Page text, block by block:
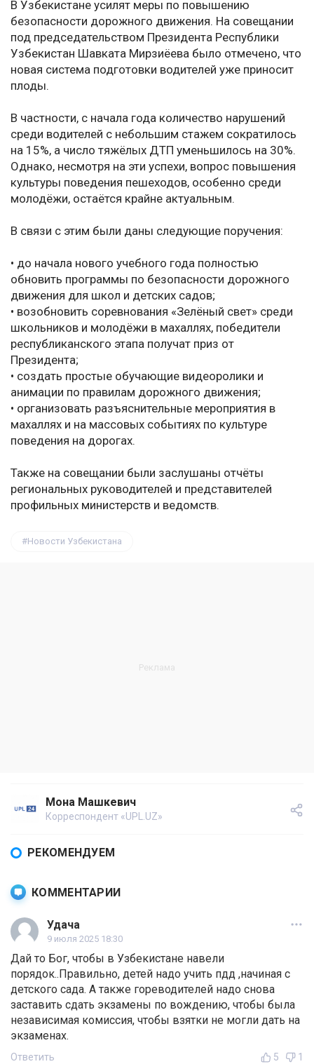
В Узбекистане усилят меры по повышению
безопасности дорожного движения. На совещании
под председательством Президента Республики
Узбекистан Шавката Мирзиёева было отмечено, что
новая система подготовки водителей уже приносит
плоды.
В частности, с начала года количество нарушений
среди водителей с небольшим стажем сократилось
на 15%, а число тяжёлых ДТП уменьшилось на 30%.
Однако, несмотря на эти успехи, вопрос повышения
культуры поведения пешеходов, особенно среди
молодёжи, остаётся крайне актуальным.
В связи с этим были даны следующие поручения:
• до начала нового учебного года полностью
обновить программы по безопасности дорожного
движения для школ и детских садов;
• возобновить соревнования «Зелёный свет» среди
школьников и молодёжи в махаллях, победители
республиканского этапа получат приз от
Президента;
• создать простые обучающие видеоролики и
анимации по правилам дорожного движения;
• организовать разъяснительные мероприятия в
махаллях и на массовых событиях по культуре
поведения на дорогах.
Также на совещании были заслушаны отчёты
региональных руководителей и представителей
профильных министерств и ведомств.
Новости Узбекистана
Мона Машкевич
Корреспондент «UPL.UZ»
РЕКОМЕНДУЕМ
КОММЕНТАРИИ
Удача
9 июля 2025 18:30
Дай то Бог, чтобы в Узбекистане навели
порядок..Правильно, детей надо учить пдд ,начиная с
детского сада. А также гореводителей надо снова
заставить сдать экзамены по вождению, чтобы была
независимая комиссия, чтобы взятки не могли дать на
экзаменах.
Ответить 5 1